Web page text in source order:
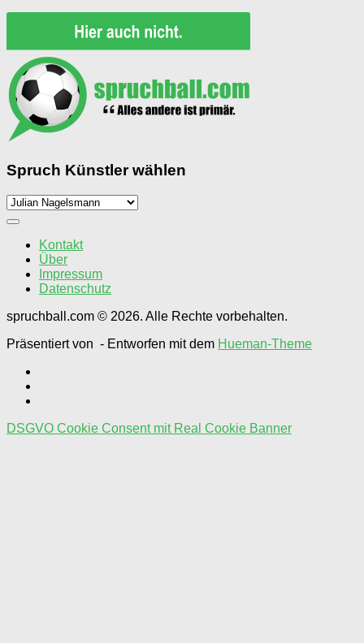
Spruch Künstler wählen
Spruch
Kontakt
Über
Impressum
Datenschutz
spruchball.com © 2026. Alle Rechte vorbehalten.
Präsentiert von - Entworfen mit dem Hueman-Theme
DSGVO Cookie Consent mit Real Cookie Banner